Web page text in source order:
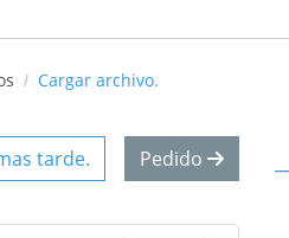
Cargar archivo.
tarde. Pedido